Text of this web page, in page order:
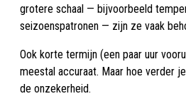
grotere schaal — bijvoorbeeld
seizoenspatronen — zijn ze vaak
Ook korte termijn (een paar uur
meestal accuraat. Maar hoe verder
de onzekerheid.